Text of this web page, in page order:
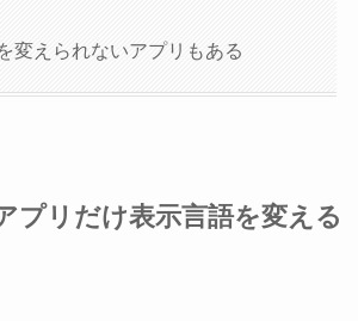
変えられないアプリもある
プリだけ表示言語を変える